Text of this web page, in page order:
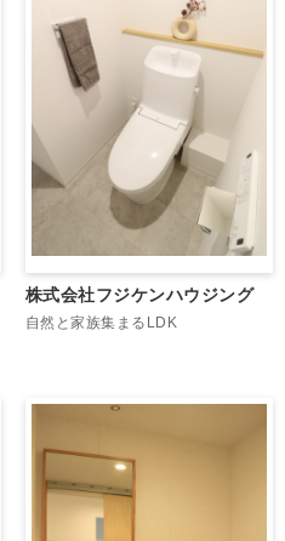
株式会社フジケンハウジング
自然と家族集まるLDK